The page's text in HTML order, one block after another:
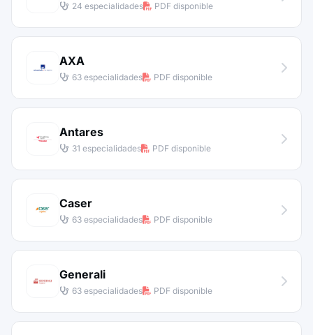
24 especialidades PDF disponible
AXA
63 especialidades PDF disponible
Antares
31 especialidades PDF disponible
Caser
63 especialidades PDF disponible
Generali
63 especialidades PDF disponible